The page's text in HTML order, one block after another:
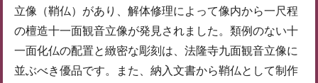
立像（鞘仏）があり、解体修理によって像内から一尺程
の檀造十一面観音立像が発見されました。類例のない十
一面化仏の配置と緻密な彫刻は、法隆寺九面観音立像に
並ぶべき優品です。また、納入文書から鞘仏として制作